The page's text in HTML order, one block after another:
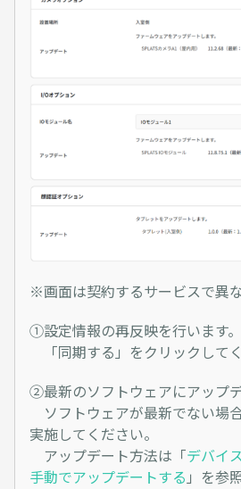
※画面は契約するサービスで異
①設定情報の再反映を行います。
「同期する」をクリックしてく
②最新のソフトウェアにアップデ
ソフトウェアが最新でない場
実施してください。
アップデート方法は「デバイ
手動でアップデートする 」を参